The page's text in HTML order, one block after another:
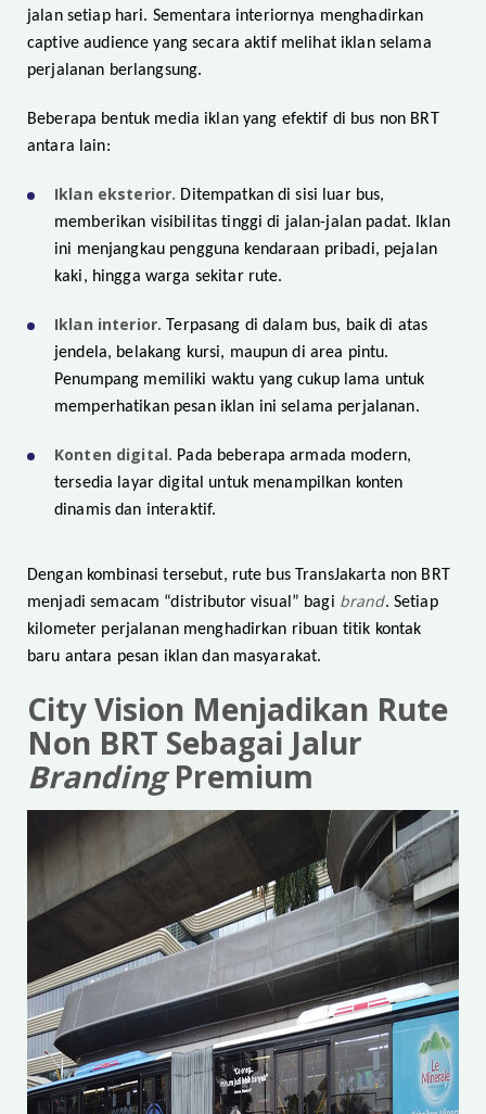
jalan setiap hari. Sementara interiornya menghadirkan
captive audience yang secara aktif melihat iklan selama
perjalanan berlangsung.
Beberapa bentuk media iklan yang efektif di bus non BRT
antara lain:
Iklan eksterior. Ditempatkan di sisi luar bus,
memberikan visibilitas tinggi di jalan-jalan padat. Iklan
ini menjangkau pengguna kendaraan pribadi, pejalan
kaki, hingga warga sekitar rute.
Iklan interior. Terpasang di dalam bus, baik di atas
jendela, belakang kursi, maupun di area pintu.
Penumpang memiliki waktu yang cukup lama untuk
memperhatikan pesan iklan ini selama perjalanan.
Konten digital. Pada beberapa armada modern,
tersedia layar digital untuk menampilkan konten
dinamis dan interaktif.
Dengan kombinasi tersebut, rute bus TransJakarta non BRT
menjadi semacam “distributor visual” bagi brand. Setiap
kilometer perjalanan menghadirkan ribuan titik kontak
baru antara pesan iklan dan masyarakat.
City Vision Menjadikan Rute
Non BRT Sebagai Jalur
BrandingPremium